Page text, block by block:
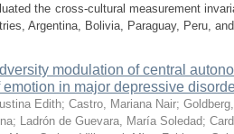
the cross-cultural measurement
Argentina, Bolivia, Paraguay, Peru,
modulation of central
emotion in major depressive
Edith; Castro, Mariana Nair;
; Ladrón de Guevara, María Soledad;